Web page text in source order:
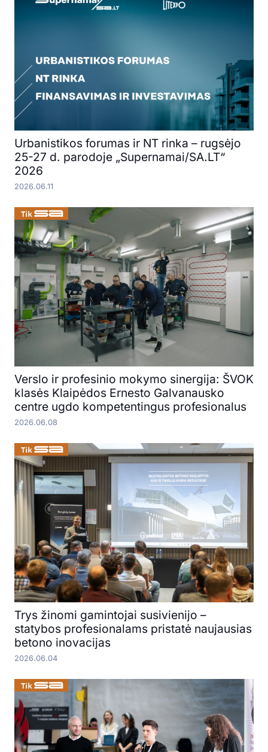
Urbanistikos forumas ir NT rinka – rugsėjo
25-27 d. parodoje „Supernamai/SA.LT“
2026
2026.06.11
Verslo ir profesinio mokymo sinergija: ŠVOK
klasės Klaipėdos Ernesto Galvanausko
centre ugdo kompetentingus profesionalus
2026.06.08
Trys žinomi gamintojai susivienijo –
statybos profesionalams pristatė naujausias
betono inovacijas
2026.06.04